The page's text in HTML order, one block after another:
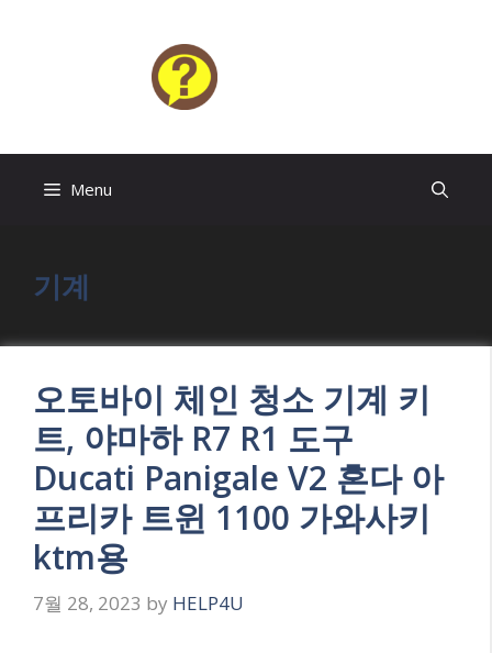
Menu
기계
오토바이 체인 청소 기계 키
트, 야마하 R7 R1 도구
Ducati Panigale V2 혼다 아
프리카 트윈 1100 가와사키
ktm용
7월 28, 2023 by HELP4U